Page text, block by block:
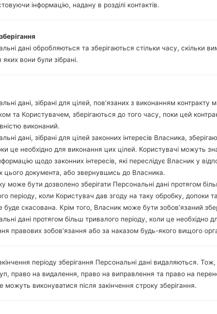
ОС
Android 4.1-4.3 Jelly Bean 396
Android 4.1-4.3 Jelly Bean
Android 4.1-4.3 Jelly Bean 369.06
Android 4.0 Ice Cream Sandwich 305.08
Android 4.1-4.3 Jelly Bean 395.11
Android 4.1-4.3 Jelly Bean 398.25
Android 4.1-4.3 Jelly Bean 396
Android 4.1-4.3 Jelly Bean 395.11
інформацію, надану в розділі контактів.
дані обробляються та зберігаються стільки часу, скільки
яких вони були зібрані.
дані, зібрані для цілей, пов’язаних з виконанням контракту
та Користувачем, зберігаються до того часу, поки цей
виконаний.
дані, зібрані для цілей законних інтересів Власника,
це необхідно для виконання цих цілей. Користувачі можуть
щодо законних інтересів, які переслідує Власник у
цього документа, або звернувшись до Власника.
може бути дозволено зберігати Персональні дані протягом
періоду, коли Користувач дав згоду на таку обробку, допоки
буде скасована. Крім того, Власник може бути зобов’язаний
дані протягом більш тривалого періоду, коли це необхідно
правових зобов’язання або за наказом будь-якого вищого
періоду зберігання Персональні дані видаляються.
право на видалення, право на виправлення та право на
можуть виконуватися після закінчення строку зберігання.